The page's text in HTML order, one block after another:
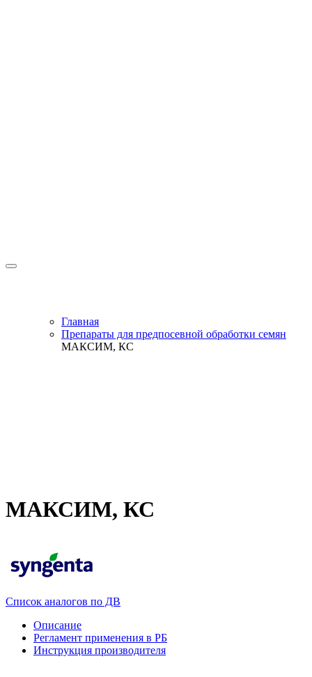
Главная
Препараты для предпосевной обработки семян
МАКСИМ, КС
МАКСИМ, КС
Список аналогов по ДВ
Описание
Регламент применения в РБ
Инструкция производителя